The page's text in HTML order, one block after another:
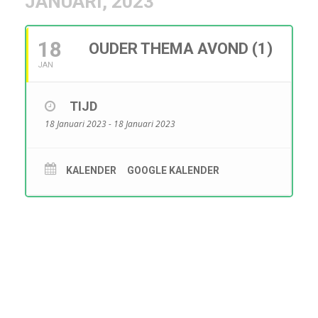
18
JAN
OUDER THEMA AVOND (1)
TIJD
18 Januari 2023 - 18 Januari 2023
KALENDER GOOGLE KALENDER